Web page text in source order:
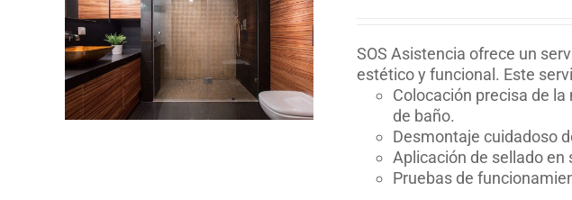
SOS Asistencia ofrece un
estético y funcional. Este
Colocación precisa de
de baño.
Desmontaje cuidadoso
Aplicación de sellado en
Pruebas de